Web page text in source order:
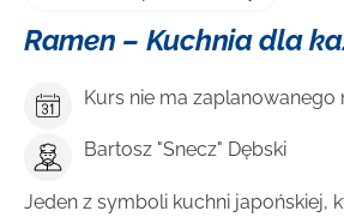
Ramen – Kuchnia dla
Kurs nie ma zaplanowanego
Bartosz "Snecz" Dębski
Jeden z symboli kuchni japońskiej,